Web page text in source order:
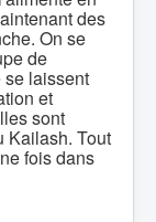
des
On se
de
se laissent
et
sont
Kailash. Tout
fois dans